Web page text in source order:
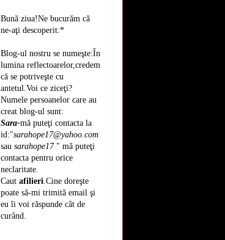
Bună ziua!Ne bucurăm că
ne-aţi descoperit:*
Blog-ul nostru se numeşte:În
lumina reflectoarelor,credem
că se potriveşte cu
antetul.Voi ce ziceţi?
Numele persoanelor care au
creat blog-ul sunt:
Sara-mă puteţi contacta la
id:"sarahope17@yahoo.com
sau sarahope17 " mă puteţi
contacta pentru orice
neclaritate.
Caut afilieri .Cine doreşte
poate să-mi trimită email şi
eu îi voi răspunde cât de
curând.